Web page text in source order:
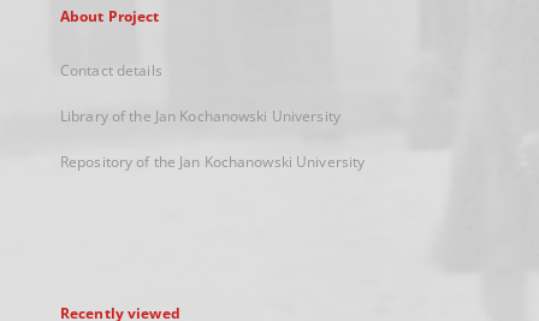
About Project
Contact details
Library of the Jan Kochanowski University
Repository of the Jan Kochanowski University
Recently viewed